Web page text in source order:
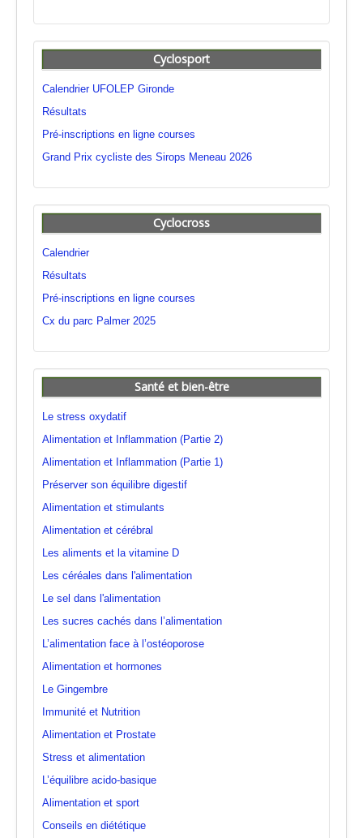
Cyclosport
Calendrier UFOLEP Gironde
Résultats
Pré-inscriptions en ligne courses
Grand Prix cycliste des Sirops Meneau 2026
Cyclocross
Calendrier
Résultats
Pré-inscriptions en ligne courses
Cx du parc Palmer 2025
Santé et bien-être
Le stress oxydatif
Alimentation et Inflammation (Partie 2)
Alimentation et Inflammation (Partie 1)
Préserver son équilibre digestif
Alimentation et stimulants
Alimentation et cérébral
Les aliments et la vitamine D
Les céréales dans l'alimentation
Le sel dans l'alimentation
Les sucres cachés dans l’alimentation
L’alimentation face à l’ostéoporose
Alimentation et hormones
Le Gingembre
Immunité et Nutrition
Alimentation et Prostate
Stress et alimentation
L’équilibre acido-basique
Alimentation et sport
Conseils en diététique